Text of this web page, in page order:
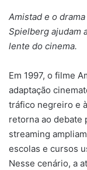
Amistad e o
Spielberg ajudam
lente do cinema.
Em 1997, o filme
adaptação
tráfico negreiro e
retorna ao debate
streaming
escolas e cursos
Nesse cenário, a